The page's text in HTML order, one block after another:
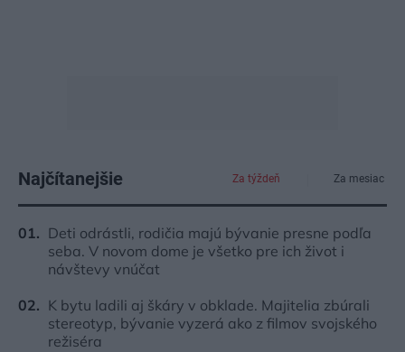
Najčítanejšie Za týždeň Za mesiac
Deti odrástli, rodičia majú bývanie presne podľa
seba. V novom dome je všetko pre ich život i
návštevy vnúčat
K bytu ladili aj škáry v obklade. Majitelia zbúrali
stereotyp, bývanie vyzerá ako z filmov svojského
režiséra